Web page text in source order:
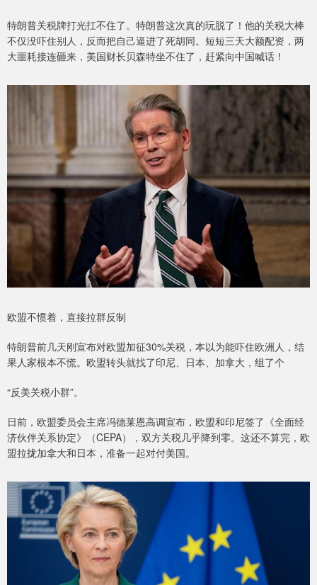
特朗普关税牌打光扛不住了。特朗普这次真的玩脱了！他的关税大棒
不仅没吓住别人，反而把自己逼进了死胡同。短短三天大额配资，两
大噩耗接连砸来，美国财长贝森特坐不住了，赶紧向中国喊话！
欧盟不惯着，直接拉群反制
特朗普前几天刚宣布对欧盟加征30%关税，本以为能吓住欧洲人，结
果人家根本不慌。欧盟转头就找了印尼、日本、加拿大，组了个
“反美关税小群”。
日前，欧盟委员会主席冯德莱恩高调宣布，欧盟和印尼签了《全面经
济伙伴关系协定》（CEPA），双方关税几乎降到零。这还不算完，欧
盟拉拢加拿大和日本，准备一起对付美国。